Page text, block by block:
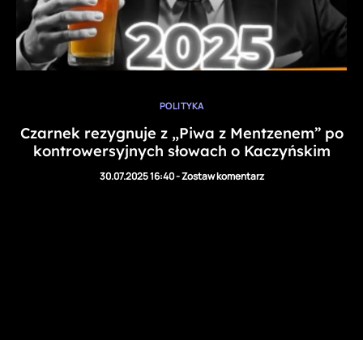
POLITYKA
Czarnek rezygnuje z „Piwa z Mentzenem” po
kontrowersyjnych słowach o Kaczyńskim
30.07.2025 16:40-Zostaw komentarz